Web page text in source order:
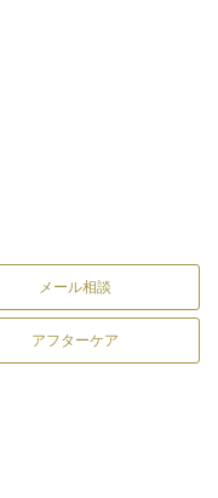
メール相談
アフターケア